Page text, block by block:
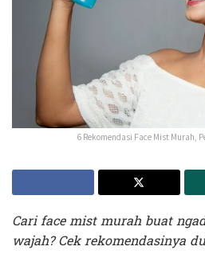
6 Rekomendasi Face Mist Murah,
Cari face mist murah buat
wajah? Cek rekomendasinya